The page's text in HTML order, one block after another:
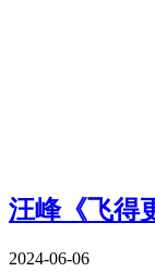
汪峰《飞得
2024-06-06